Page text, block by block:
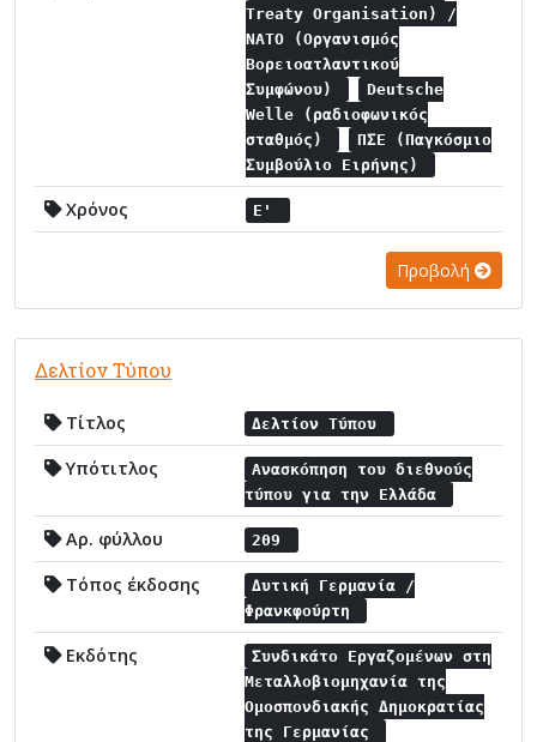
Treaty Organisation) /
NATO (Οργανισμός
Βορειοατλαντικού
Συμφώνου)
Deutsche
Welle (ραδιοφωνικός
σταθμός)
ΠΣΕ (Παγκόσμιο
Συμβούλιο Ειρήνης)
Χρόνος Ε'
Προβολή
Δελτίον Τύπου
Τίτλος Δελτίον Τύπου
Υπότιτλος
Ανασκόπηση του διεθνούς
τύπου για την Ελλάδα
Αρ. φύλλου 209
Τόπος έκδοσης
Δυτική Γερμανία /
Φρανκφούρτη
Εκδότης
Συνδικάτο Εργαζομένων στη
Μεταλλοβιομηχανία της
Ομοσπονδιακής Δημοκρατίας
της Γερμανίας